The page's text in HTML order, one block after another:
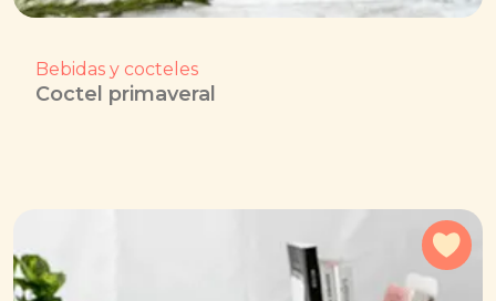
Bebidas y cocteles
Coctel primaveral